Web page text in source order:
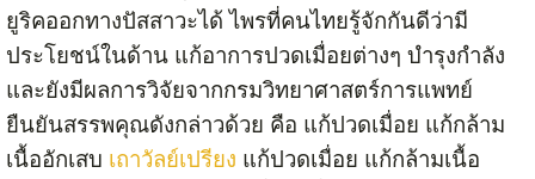
ยูริคออกทางปัสสาวะได้ ไพรที่คนไทยรู้จักกันดีว่ามี
ประโยชน์ในด้าน แก้อาการปวดเมื่อยต่างๆ บำรุงกำลัง
และยังมีผลการวิจัยจากกรมวิทยาศาสตร์การแพทย์
ยืนยันสรรพคุณดังกล่าวด้วย คือ แก้ปวดเมื่อย แก้กล้าม
เนื้ออักเสบ เถาวัลย์เปรียง แก้ปวดเมื่อย แก้กล้ามเนื้อ